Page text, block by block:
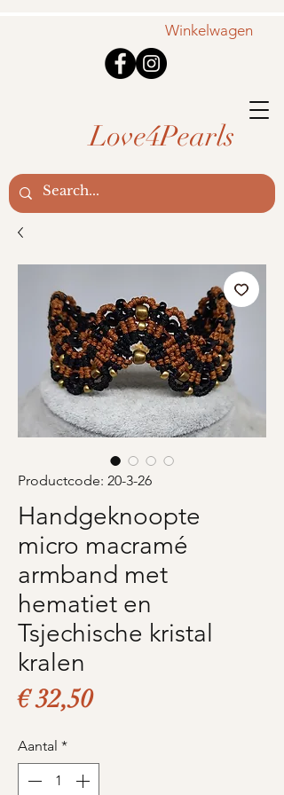
Winkelwagen
Love4Pearls
Productcode: 20-3-26
Handgeknoopte
micro macramé
armband met
hematiet en
Tsjechische kristal
kralen
€ 32,50Prijs
Aantal *